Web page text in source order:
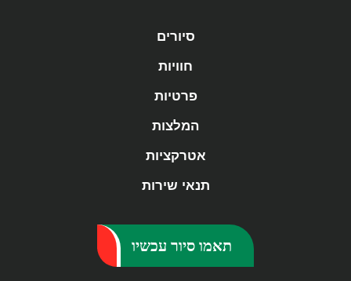
תאמו סיור עכשיו
סיורים
חוויות
פרטיות
המלצות
אטרקציות
תנאי שירות